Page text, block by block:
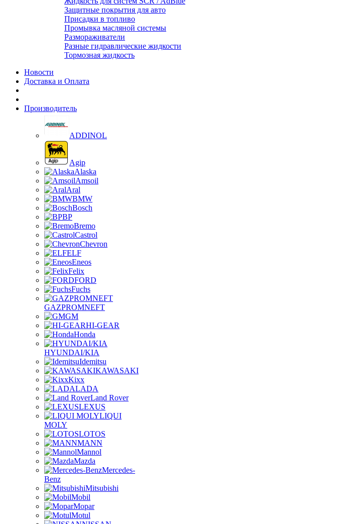
Защитные покрытия для авто
Присадки в топливо
Промывка масляной системы
Размораживатели
Разные гидравлические жидкости
Тормозная жидкость
Новости
Доставка и Оплата
Производитель
ADDINOL
Agip
Alaska
Amsoil
Aral
BMW
Bosch
BP
Bremo
Castrol
Chevron
ELF
Eneos
Felix
FORD
Fuchs
GAZPROMNEFT
GM
HI-GEAR
Honda
HYUNDAI/KIA
Idemitsu
KAWASAKI
Kixx
LADA
Land Rover
LEXUS
LIQUI
MOLY
LOTOS
MANN
Mannol
Mazda
Mercedes-
Benz
Mitsubishi
Mobil
Mopar
Motul